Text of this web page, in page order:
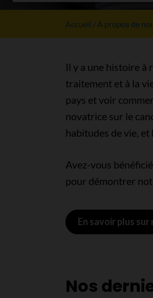
Accueil À propos de
Il y a une histoire à
traitement et à la
pays et voir
novatrice sur le
habitudes de vie,
Avez-vous
pour démontrer
En savoir plus
Nos